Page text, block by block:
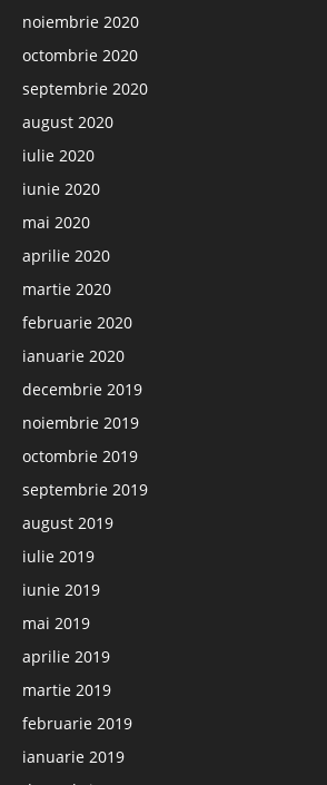
noiembrie 2020
octombrie 2020
septembrie 2020
august 2020
iulie 2020
iunie 2020
mai 2020
aprilie 2020
martie 2020
februarie 2020
ianuarie 2020
decembrie 2019
noiembrie 2019
octombrie 2019
septembrie 2019
august 2019
iulie 2019
iunie 2019
mai 2019
aprilie 2019
martie 2019
februarie 2019
ianuarie 2019